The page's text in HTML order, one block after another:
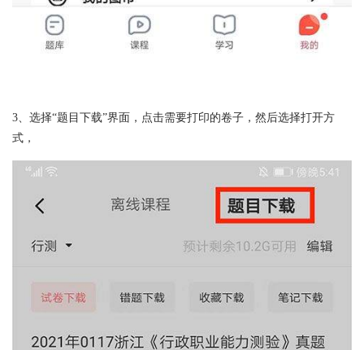
3、选择“题目下载”界面，点击需要打印的卷子，然后选择打开方
式，